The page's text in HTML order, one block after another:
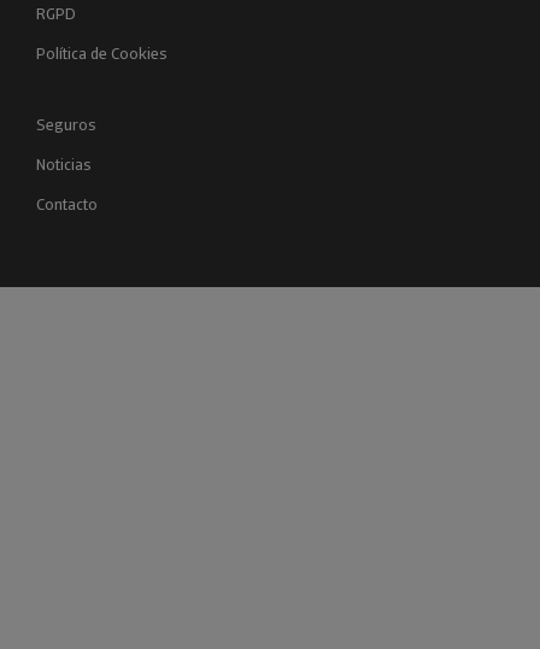
RGPD
Política de Cookies
Seguros
Noticias
Contacto